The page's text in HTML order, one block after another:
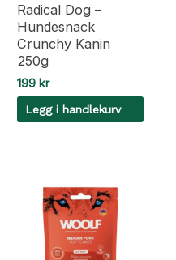
Radical Dog –
Hundesnack
Crunchy Kanin
250g
199 kr
Legg i handlekurv